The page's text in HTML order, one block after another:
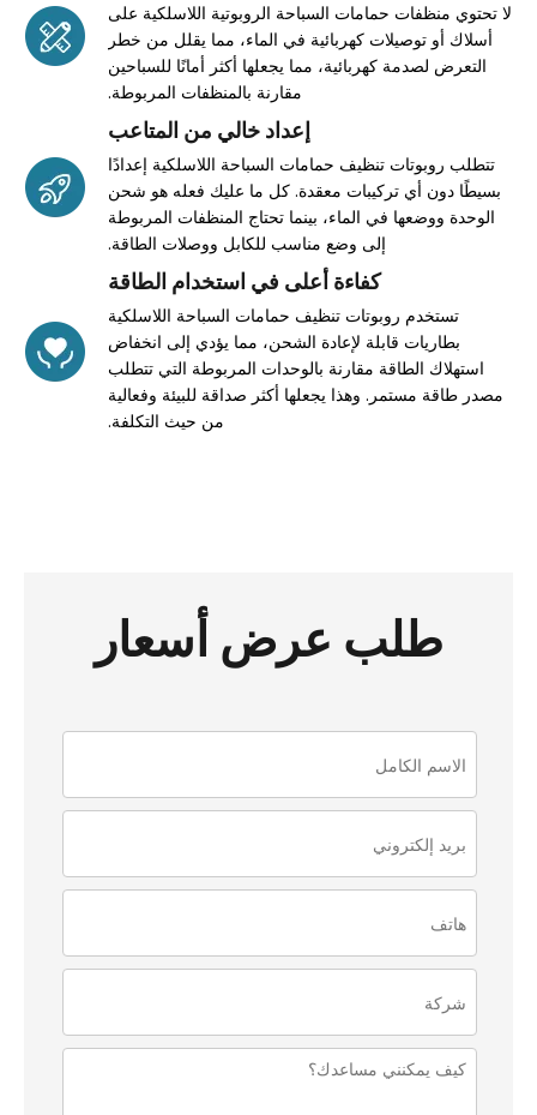
لا تحتوي منظفات حمامات السباحة الروبوتية اللاسلكية على
أسلاك أو توصيلات كهربائية في الماء، مما يقلل من خطر
التعرض لصدمة كهربائية، مما يجعلها أكثر أمانًا للسباحين
مقارنة بالمنظفات المربوطة.
إعداد خالي من المتاعب
تتطلب روبوتات تنظيف حمامات السباحة اللاسلكية إعدادًا
بسيطًا دون أي تركيبات معقدة. كل ما عليك فعله هو شحن
الوحدة ووضعها في الماء، بينما تحتاج المنظفات المربوطة
إلى وضع مناسب للكابل ووصلات الطاقة.
كفاءة أعلى في استخدام الطاقة
تستخدم روبوتات تنظيف حمامات السباحة اللاسلكية
بطاريات قابلة لإعادة الشحن، مما يؤدي إلى انخفاض
استهلاك الطاقة مقارنة بالوحدات المربوطة التي تتطلب
مصدر طاقة مستمر. وهذا يجعلها أكثر صداقة للبيئة وفعالية
من حيث التكلفة.
طلب عرض أسعار